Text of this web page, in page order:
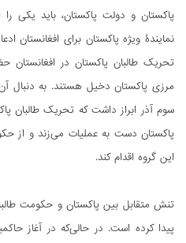
پاکستان و دولت پاکستان، باید یکی
تحریک طالبان پاکستان در افغانستان
مرزی پاکستان دخیل هستند. به دنبال
سوم آذر ابراز داشت که تحریک طالبان
پاکستان دست به عملیات می‌زند و از
این گروه اقدام کند.
تنش متقابل بین پاکستان و حکومت
پیدا کرده است. در حالی‌که در آغاز